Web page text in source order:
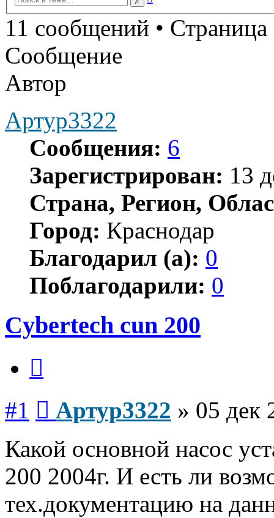
11 сообщений • Страница
Сообщение
Автор
Артур3322
Сообщения: 6
Зарегистрирован: 13
Страна, Регион,
Город: Краснодар
Благодарил (а): 0
Поблагодарили: 0
Cybertech cun 200
#1 Артур3322 » 05 дек
Какой основной насос
200 2004г. И есть ли
тех.документацию на